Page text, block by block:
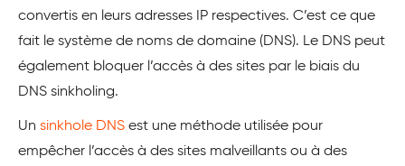
convertis en leurs adresses IP respectives. C’est ce que
fait le système de noms de domaine (DNS). Le DNS peut
également bloquer l’accès à des sites par le biais du
DNS sinkholing.
Un sinkhole DNS est une méthode utilisée pour
empêcher l’accès à des sites malveillants ou à des